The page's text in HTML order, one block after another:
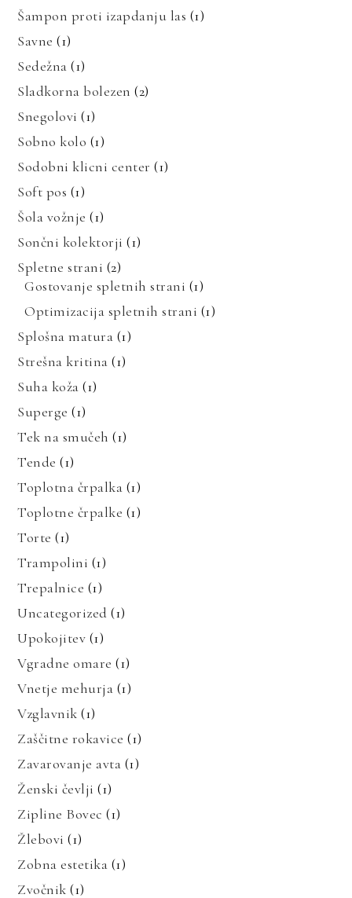
Šampon proti izapdanju las (1)
Savne (1)
Sedežna (1)
Sladkorna bolezen (2)
Snegolovi (1)
Sobno kolo (1)
Sodobni klicni center (1)
Soft pos (1)
Šola vožnje (1)
Sončni kolektorji (1)
Spletne strani (2)
Gostovanje spletnih strani (1)
Optimizacija spletnih strani (1)
Splošna matura (1)
Strešna kritina (1)
Suha koža (1)
Superge (1)
Tek na smučeh (1)
Tende (1)
Toplotna črpalka (1)
Toplotne črpalke (1)
Torte (1)
Trampolini (1)
Trepalnice (1)
Uncategorized (1)
Upokojitev (1)
Vgradne omare (1)
Vnetje mehurja (1)
Vzglavnik (1)
Zaščitne rokavice (1)
Zavarovanje avta (1)
Ženski čevlji (1)
Zipline Bovec (1)
Žlebovi (1)
Zobna estetika (1)
Zvočnik (1)